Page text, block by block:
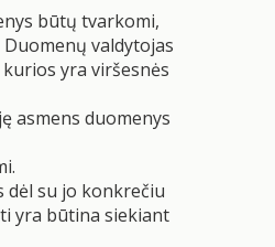
būtų tvarkomi,
valdytojas
yra viršesnės
asmens duomenys
dėl su jo konkrečiu
yra būtina siekiant